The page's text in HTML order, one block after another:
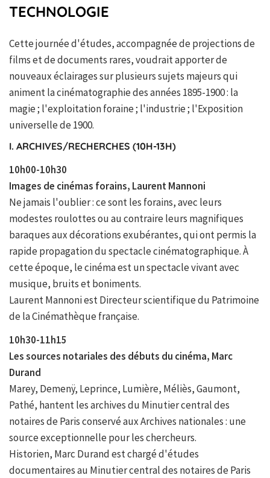
TECHNOLOGIE
Cette journée d'études, accompagnée de projections de
films et de documents rares, voudrait apporter de
nouveaux éclairages sur plusieurs sujets majeurs qui
animent la cinématographie des années 1895-1900 : la
magie ; l'exploitation foraine ; l'industrie ; l'Exposition
universelle de 1900.
I. ARCHIVES/RECHERCHES (10H-13H)
10h00-10h30
Images de cinémas forains, Laurent Mannoni
Ne jamais l'oublier : ce sont les forains, avec leurs
modestes roulottes ou au contraire leurs magnifiques
baraques aux décorations exubérantes, qui ont permis la
rapide propagation du spectacle cinématographique. À
cette époque, le cinéma est un spectacle vivant avec
musique, bruits et boniments.
Laurent Mannoni est Directeur scientifique du Patrimoine
de la Cinémathèque française.
10h30-11h15
Les sources notariales des débuts du cinéma, Marc
Durand
Marey, Demenÿ, Leprince, Lumière, Méliès, Gaumont,
Pathé, hantent les archives du Minutier central des
notaires de Paris conservé aux Archives nationales : une
source exceptionnelle pour les chercheurs.
Historien, Marc Durand est chargé d'études
documentaires au Minutier central des notaires de Paris